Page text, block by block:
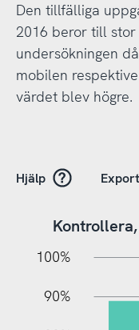
Den tillfälliga
2016 beror till
undersökningen
mobilen
värdet blev högre.
Hjälp
100%
90%